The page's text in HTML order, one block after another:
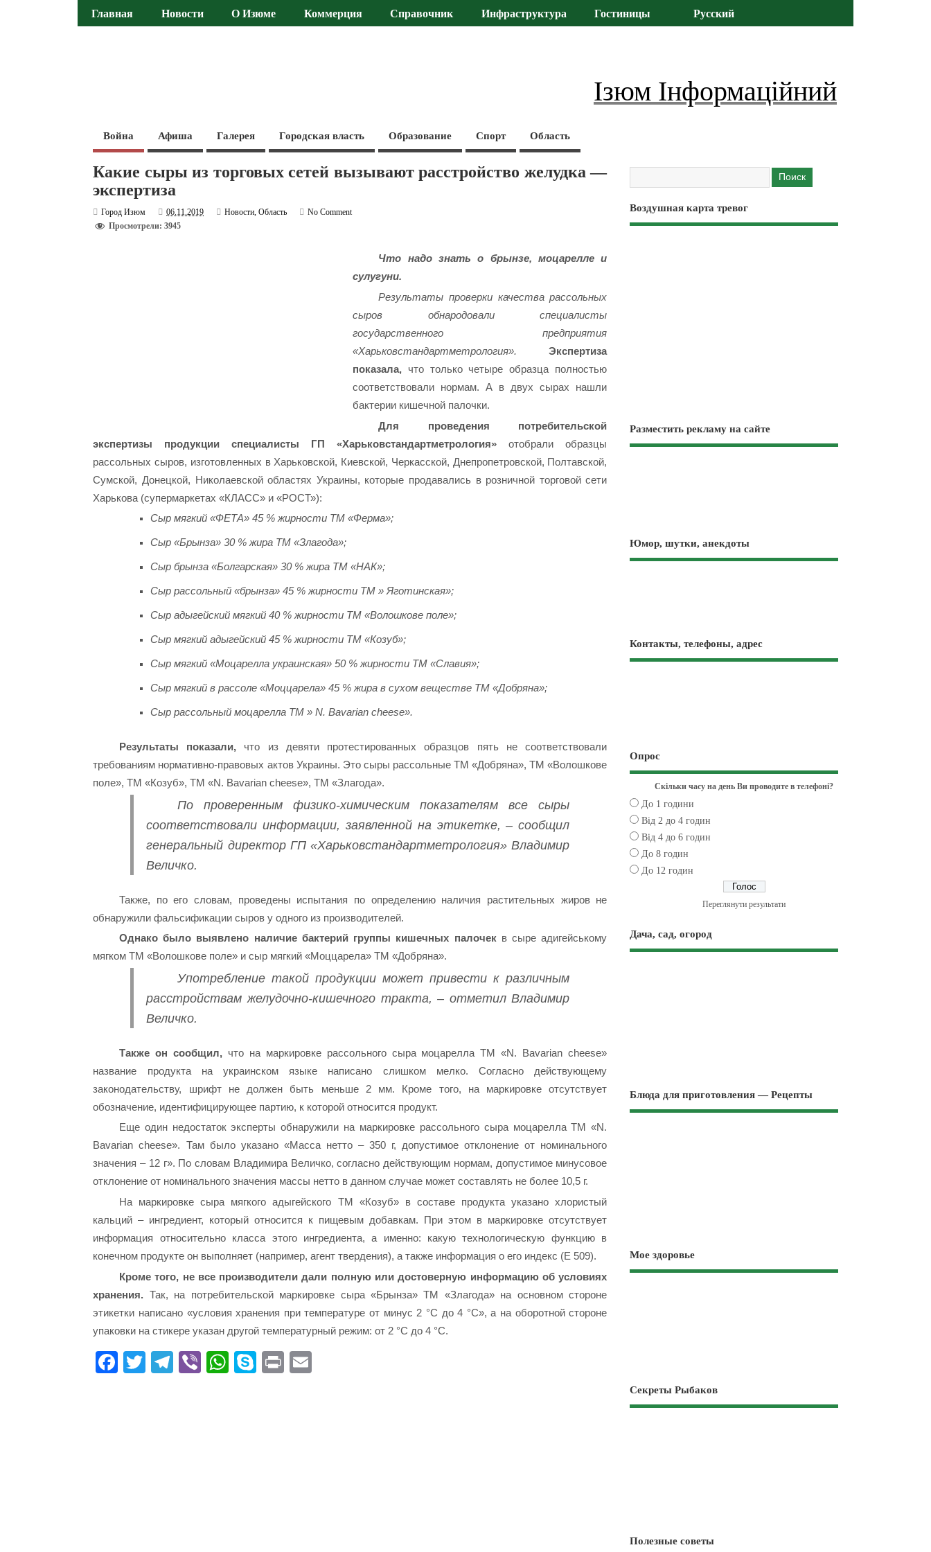
Главная Новости О Изюме Коммерция Справочник Инфраструктура Гостиницы Русский
Ізюм Інформаційний
Война Афиша Галерея Городская власть Образование Спорт Область
Какие сыры из торговых сетей вызывают расстройство желудка —
экспертиза
Город Изюм 06.11.2019 Новости,Область
No Comment
Просмотрели: 3945
Что надо знать о брынзе, моцарелле и
сулугуни.
Результаты проверки качества рассольных
сыров обнародовали специалисты
государственного предприятия
«Харьковстандартметрология».
Экспертиза
показала,что только четыре образца полностью
соответствовали нормам. А в двух сырах нашли
бактерии кишечной палочки.
Для проведения потребительской
экспертизы продукции специалисты ГП «Харьковстандартметрология» отобрали образцы
рассольных сыров, изготовленных в Харьковской, Киевской, Черкасской, Днепропетровской, Полтавской,
Сумской, Донецкой, Николаевской областях Украины, которые продавались в розничной торговой сети
Харькова (супермаркетах «КЛАСС» и «РОСТ»):
Сыр мягкий «ФЕТА» 45 % жирности ТМ «Ферма»;
Сыр «Брынза» 30 % жира ТМ «Злагода»;
Сыр брынза «Болгарская» 30 % жира ТМ «НАК»;
Сыр рассольный «брынза» 45 % жирности ТМ » Яготинская»;
Сыр адыгейский мягкий 40 % жирности ТМ «Волошкове поле»;
Сыр мягкий адыгейский 45 % жирности ТМ «Козуб»;
Сыр мягкий «Моцарелла украинская» 50 % жирности ТМ «Славия»;
Сыр мягкий в рассоле «Моццарела» 45 % жира в сухом веществе ТМ «Добряна»;
Сыр рассольный моцарелла ТМ » N. Bavarian cheese».
Результаты показали, что из девяти протестированных образцов пять не соответствовали
требованиям нормативно-правовых актов Украины. Это сыры рассольные ТМ «Добряна», ТМ «Волошкове
поле», ТМ «Козуб», ТМ «N. Bavarian сһееѕе», ТМ «Злагода».
По проверенным физико-химическим показателям все сыры
соответствовали информации, заявленной на этикетке, – сообщил
генеральный директор ГП «Харьковстандартметрология» Владимир
Величко.
Также, по его словам, проведены испытания по определению наличия растительных жиров не
обнаружили фальсификации сыров у одного из производителей.
Однако было выявлено наличие бактерий группы кишечных палочекв сыре адигейському
мягком ТМ «Волошкове поле» и сыр мягкий «Моццарела» ТМ «Добряна».
Употребление такой продукции может привести к различным
расстройствам желудочно-кишечного тракта, – отметил Владимир
Величко.
Также он сообщил,что на маркировке рассольного сыра моцарелла ТМ «N. Bavarian сһееѕе»
название продукта на украинском языке написано слишком мелко. Согласно действующему
законодательству, шрифт не должен быть меньше 2 мм. Кроме того, на маркировке отсутствует
обозначение, идентифицирующее партию, к которой относится продукт.
Еще один недостаток эксперты обнаружили на маркировке рассольного сыра моцарелла ТМ «N.
Bavarian сһееѕе». Там было указано «Масса нетто – 350 г, допустимое отклонение от номинального
значения – 12 г». По словам Владимира Величко, согласно действующим нормам, допустимое минусовое
отклонение от номинального значения массы нетто в данном случае может составлять не более 10,5 г.
На маркировке сыра мягкого адыгейского ТМ «Козуб» в составе продукта указано хлористый
кальций – ингредиент, который относится к пищевым добавкам. При этом в маркировке отсутствует
информация относительно класса этого ингредиента, а именно: какую технологическую функцию в
конечном продукте он выполняет (например, агент твердения), а также информация о его индекс (Е 509).
Кроме того, не все производители дали полную или достоверную информацию об условиях
хранения. Так, на потребительской маркировке сыра «Брынза» ТМ «Злагода» на основном стороне
этикетки написано «условия хранения при температуре от минус 2 °С до 4 °С», а на оборотной стороне
упаковки на стикере указан другой температурный режим: от 2 °С до 4 °С.
Fa T
Te Vi
W
S
Pr
Воздушная карта тревог
Разместить рекламу на сайте
Юмор, шутки, анекдоты
Контакты, телефоны, адрес
Опрос
Скільки часу на день Ви проводите в телефоні?
До 1 години
Від 2 до 4 годин
Від 4 до 6 годин
До 8 годин
До 12 годин
Переглянути результати
Дача, сад, огород
Блюда для приготовления — Рецепты
Мое здоровье
Секреты Рыбаков
Полезные советы